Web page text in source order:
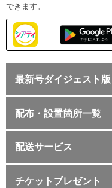
できます。
最新号ダイジェスト版
配布・設置箇所一覧
配送サービス
チケットプレゼント